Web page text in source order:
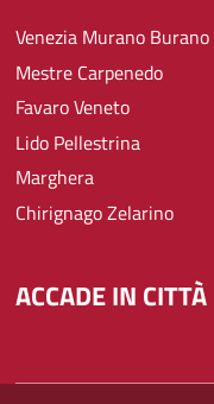
Venezia Murano Burano
Mestre Carpenedo
Favaro Veneto
Lido Pellestrina
Marghera
Chirignago Zelarino
ACCADE IN CITTÀ